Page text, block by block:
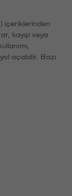
içeriklerinden
kayıp veya
açabilir. Bazı